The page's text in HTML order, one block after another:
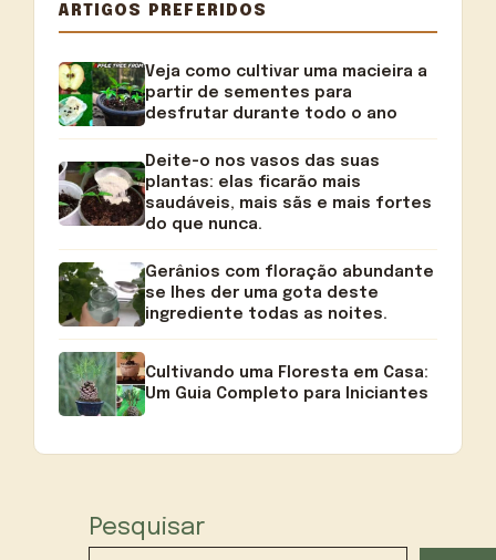
ARTIGOS PREFERIDOS
Veja como cultivar uma macieira a
partir de sementes para
desfrutar durante todo o ano
Deite-o nos vasos das suas
plantas: elas ficarão mais
saudáveis, mais sãs e mais fortes
do que nunca.
Gerânios com floração abundante
se lhes der uma gota deste
ingrediente todas as noites.
Cultivando uma Floresta em Casa:
Um Guia Completo para Iniciantes
Pesquisar